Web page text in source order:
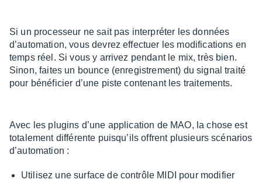
Si un proces­seur ne sait pas inter­pré­ter les données
d’au­to­ma­tion, vous devrez effec­tuer les modi­fi­ca­tions en
temps réel. Si vous y arri­vez pendant le mix, très bien.
Sinon, faites un bounce (enre­gis­tre­ment) du signal traité
pour béné­fi­cier d’une piste conte­nant les trai­te­ments.
Avec les plugins d’une appli­ca­tion de MAO, la chose est
tota­le­ment diffé­rente puisqu’ils offrent plusieurs scéna­rios
d’au­to­ma­tion :
Utili­sez une surface de contrôle MIDI pour modi­fier